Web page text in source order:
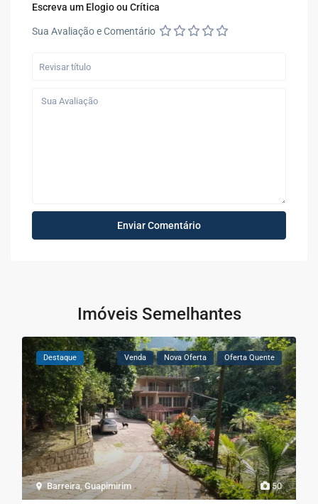
Escreva um Elogio ou Crítica
Sua Avaliação e Comentário
Imóveis Semelhantes
50
Barreira,Guapimirim
Destaque Venda Nova Oferta Oferta Quente